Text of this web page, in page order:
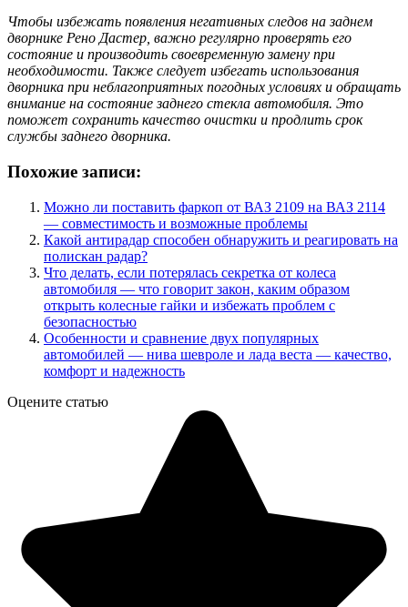
Чтобы избежать появления негативных следов на заднем
дворнике Рено Дастер, важно регулярно проверять его
состояние и производить своевременную замену при
необходимости. Также следует избегать использования
дворника при неблагоприятных погодных условиях и обращать
внимание на состояние заднего стекла автомобиля. Это
поможет сохранить качество очистки и продлить срок
службы заднего дворника.
Похожие записи:
Можно ли поставить фаркоп от ВАЗ 2109 на ВАЗ 2114
— совместимость и возможные проблемы
Какой антирадар способен обнаружить и реагировать на
полискан радар?
Что делать, если потерялась секретка от колеса
автомобиля — что говорит закон, каким образом
открыть колесные гайки и избежать проблем с
безопасностью
Особенности и сравнение двух популярных
автомобилей — нива шевроле и лада веста — качество,
комфорт и надежность
Оцените статью